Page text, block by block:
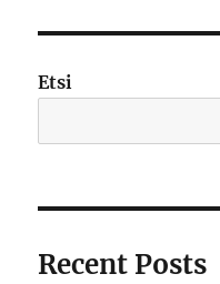
Etsi
Recent Posts